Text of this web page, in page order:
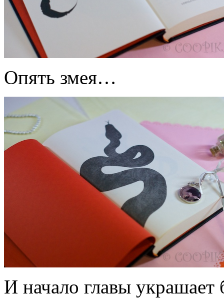
Опять змея…
И начало главы украшает